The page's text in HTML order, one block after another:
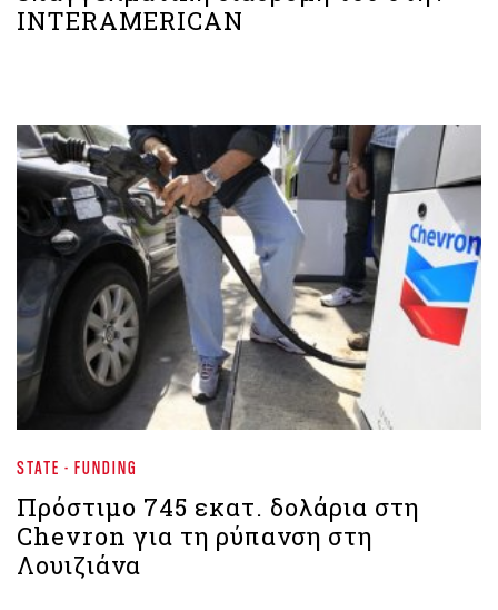
INTERAMERICAN
STATE - FUNDING
Πρόστιμο 745 εκατ. δολάρια στη
Chevron για τη ρύπανση στη
Λουιζιάνα